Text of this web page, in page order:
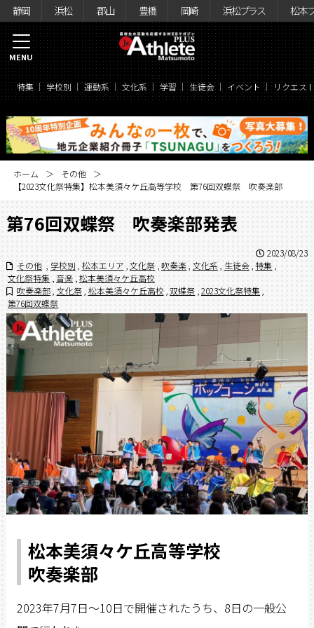
静岡 浜松 郡山 豊橋 岡崎 浜松プラス 松本
特集 学校別 運動系 文化系 学習 生徒会 イベント リクエス
MENU
ホーム
その他
【2023文化祭特集】松本美須々ケ丘高等学校 第76回双蝶祭 吹奏楽部
第76回双蝶祭 吹奏楽部発表
2023/08/23
その他
学校別 松本エリア 文化祭 吹奏楽 文化系 生徒会 特集
文化祭特集
音楽 ,松本美須々ケ丘高校
吹奏楽部 文化祭 松本美須々ケ丘高校 双蝶祭 2023文化祭特集
第76回双蝶祭
松本美須々ケ丘高等学校
吹奏楽部
2023年7月7日～10日で開催されたうち、8日の一般公